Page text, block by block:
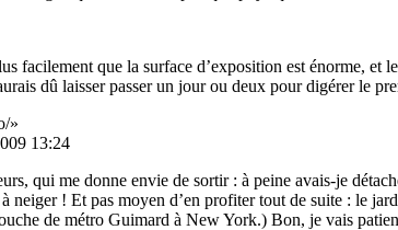
facilement que la surface d’exposition est énorme,
dû laisser passer un jour ou deux pour digérer le
13:24
qui me donne envie de sortir : à peine avais-je
neiger ! Et pas moyen d’en profiter tout de suite : le
de métro Guimard à New York.) Bon, je vais